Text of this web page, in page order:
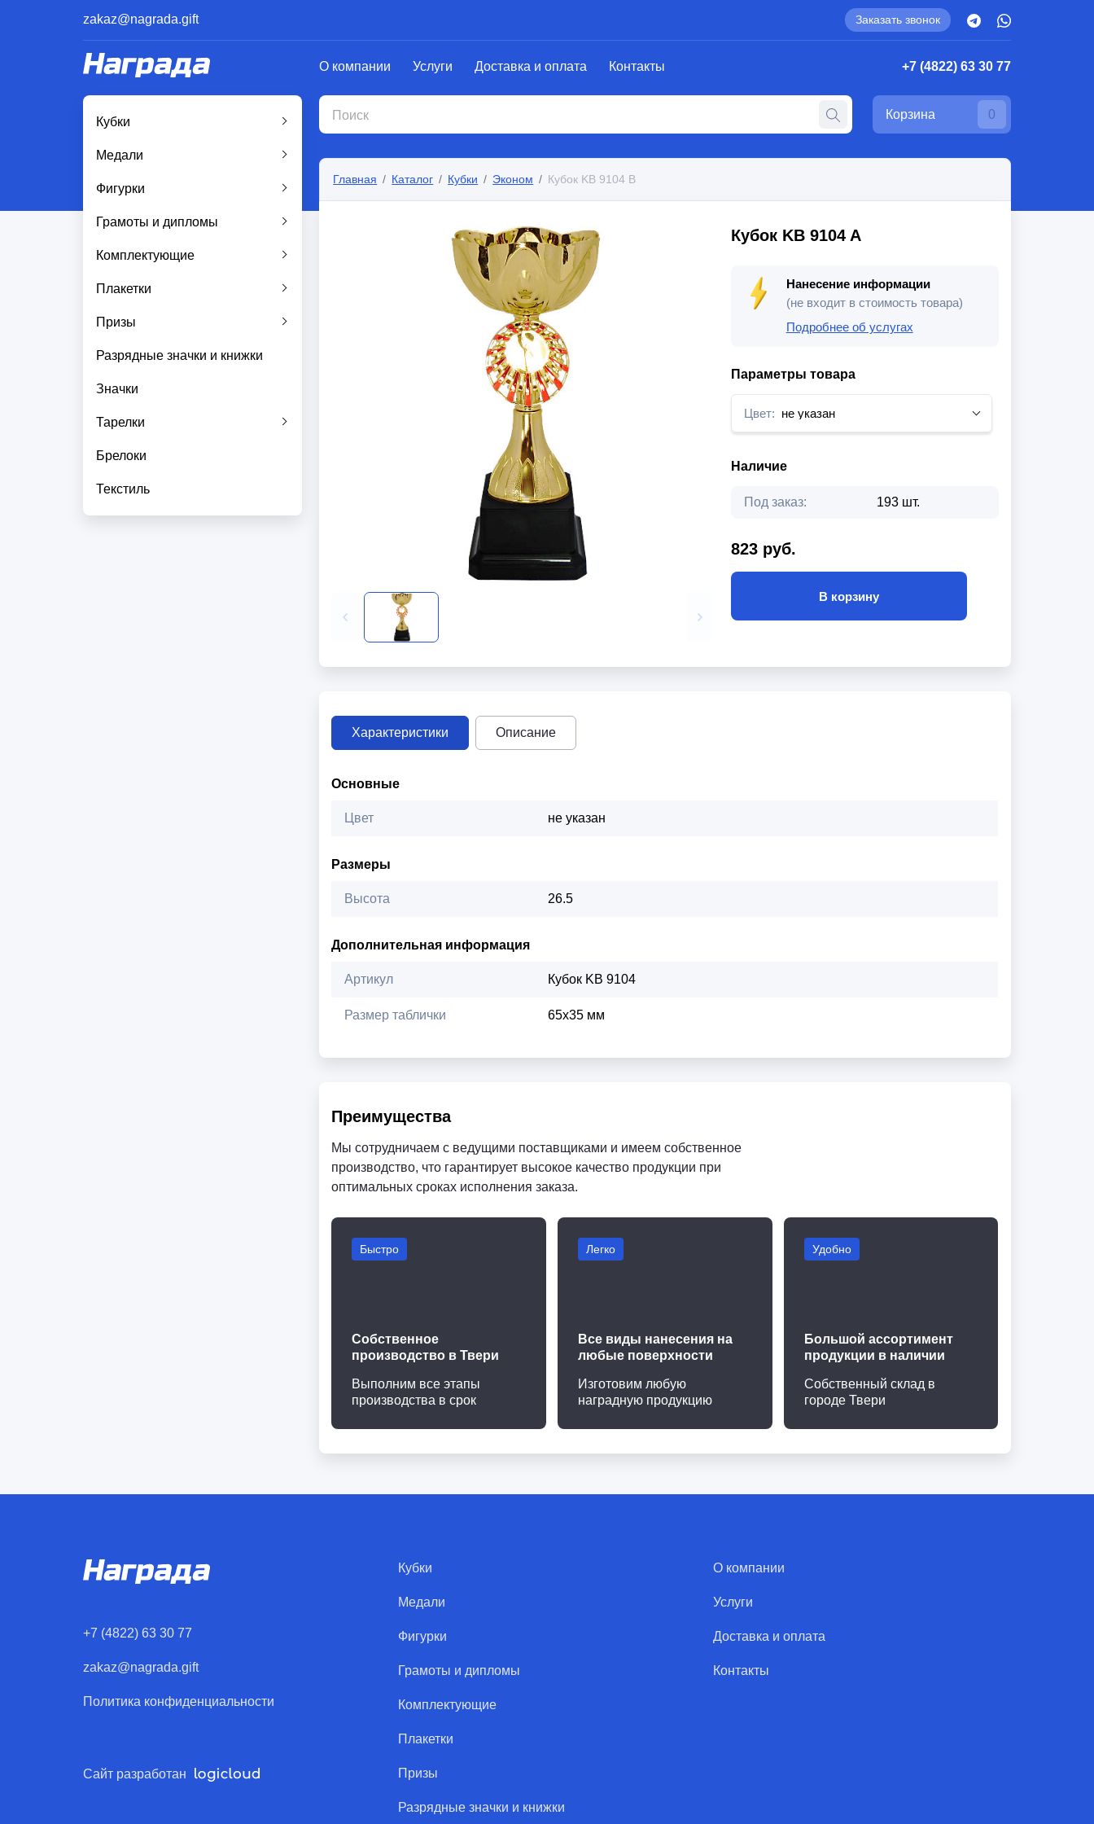
zakaz@nagrada.gift Заказать звонок
О компании Услуги Доставка и оплата Контакты +7 (4822) 63 30 77
Корзина 0
Кубки
Медали
Фигурки
Грамоты и дипломы
Комплектующие
Плакетки
Призы
Разрядные значки и книжки
Значки
Тарелки
Брелоки
Текстиль
Главная Каталог Кубки Эконом Кубок KB 9104 B
Кубок KB 9104 A
Нанесение информации
(не входит в стоимость товара)
Подробнее об услугах
Параметры товара
Цвет: не указан
Наличие
Под заказ: 193 шт.
823 руб.
В корзину
Характеристики Описание
Основные
Цвет не указан
Размеры
Высота 26.5
Дополнительная информация
Артикул Кубок KB 9104
Размер таблички 65х35 мм
Преимущества
Мы сотрудничаем с ведущими поставщиками и имеем собственное
производство, что гарантирует высокое качество продукции при
оптимальных сроках исполнения заказа.
Быстро
Собственное
производство в Твери
Выполним все этапы
производства в срок
Легко
Все виды нанесения на
любые поверхности
Изготовим любую
наградную продукцию
Удобно
Большой ассортимент
продукции в наличии
Собственный склад в
городе Твери
+7 (4822) 63 30 77
zakaz@nagrada.gift
Политика конфиденциальности
Сайт разработан
Кубки
Медали
Фигурки
Грамоты и дипломы
Комплектующие
Плакетки
Призы
Разрядные значки и книжки
О компании
Услуги
Доставка и оплата
Контакты